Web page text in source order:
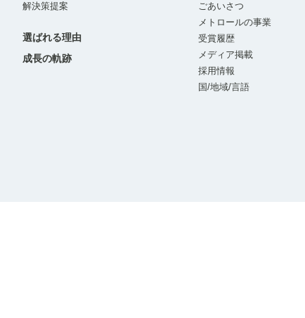
解決策提案
選ばれる理由
成長の軌跡
ごあいさつ
メトロールの事業
受賞履歴
メディア掲載
採用情報
国/地域/言語